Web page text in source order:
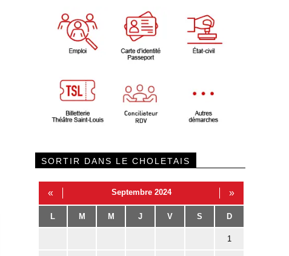
SORTIR DANS LE CHOLETAIS
« Septembre 2024 »
L M M J V S D
1